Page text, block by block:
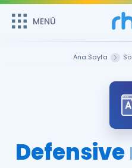
MENÜ
Sepetin
Remzi Hoca ile seni sınava
MENÜ
Ana Sayfa
Defensive